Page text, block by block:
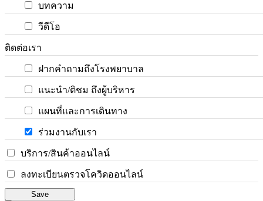
บทความ
วีดีโอ
ติดต่อเรา
ฝากคำถามถึงโรงพยาบาล
แนะนำ/ติชม ถึงผู้บริหาร
แผนที่และการเดินทาง
ร่วมงานกับเรา
บริการ/สินค้าออนไลน์
ลงทะเบียนตรวจโควิดออนไลน์
Save